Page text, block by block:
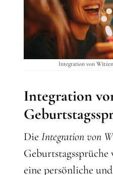
Integration von
Integration
DieIntegration von
eine persönliche